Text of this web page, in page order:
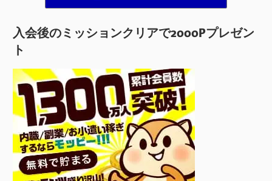
入会後のミッションクリアで2000Pプレゼン
ト